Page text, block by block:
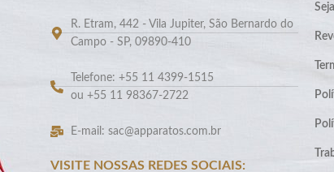
R. Etram, 442 - Vila Jupiter, São Bernardo do
Campo - SP, 09890-410
Telefone: +55 11 4399-1515
ou +55 11 98367-2722
E-mail: sac@apparatos.com.br
VISITE NOSSAS REDES SOCIAIS: